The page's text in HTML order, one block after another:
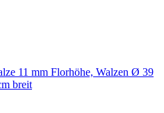
11 mm Florhöhe, Walzen Ø 39
breit